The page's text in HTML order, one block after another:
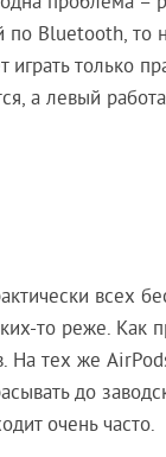
Bluetooth, то
только
а левый
всех
то реже. Как
На тех же
до
очень часто.